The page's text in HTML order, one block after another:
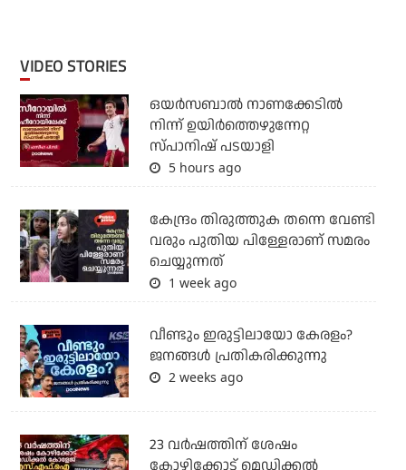
VIDEO STORIES
ഒയര്‍സബാൽ നാണക്കേടിൽ
നിന്ന് ഉയിർത്തെഴുന്നേറ്റ
സ്പാനിഷ് പടയാളി
5 hours ago
കേന്ദ്രം തിരുത്തുക തന്നെ വേണ്ടി
വരും പുതിയ പിള്ളേരാണ് സമരം
ചെയ്യുന്നത്
1 week ago
വീണ്ടും ഇരുട്ടിലായോ കേരളം?
ജനങ്ങൾ പ്രതികരിക്കുന്നു
2 weeks ago
23 വർഷത്തിന് ശേഷം